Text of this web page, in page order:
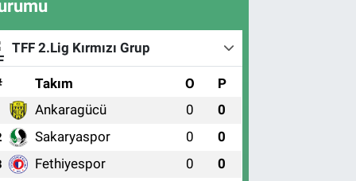
TFF 2.Lig Kırmızı Grup
Takım O P
Ankaragücü 0 0
Sakaryaspor 0 0
Fethiyespor 0 0